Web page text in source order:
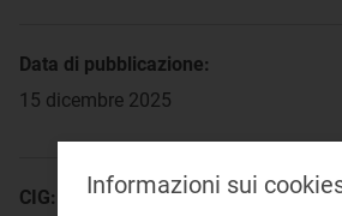
Data di pubblicazione:
15 dicembre 2025
CIG:
Informazioni sui